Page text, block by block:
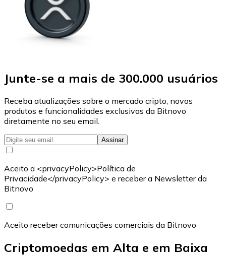
Junte-se a mais de 300.000 usuários
Receba atualizações sobre o mercado cripto, novos
produtos e funcionalidades exclusivas da Bitnovo
diretamente no seu email.
Assinar
Aceito a <privacyPolicy>Política de
Privacidade</privacyPolicy> e receber a Newsletter da
Bitnovo
Aceito receber comunicações comerciais da Bitnovo
Criptomoedas em Alta e em Baixa